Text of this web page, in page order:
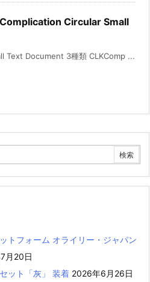
Circular Small
Text Document 3種類 CLKComp ...
トフォーム オライリー・ジャパン
月20日
ット「灰」 装着 2026年6月26日